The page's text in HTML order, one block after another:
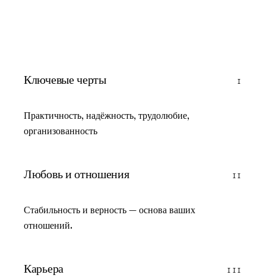
Ключевые черты I
Практичность, надёжность, трудолюбие,
организованность
Любовь и отношения II
Стабильность и верность — основа ваших
отношений.
Карьера III